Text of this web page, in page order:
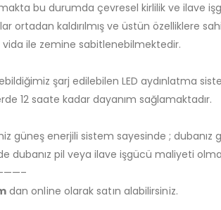
bu durumda çevresel kirlilik ve ilave
ortadan kaldırılmış ve üstün özelliklere
ile zemine sabitlenebilmektedir.
şarj edilebilen LED aydınlatma
12 saate kadar dayanım sağlamaktadır.
güneş enerjili sistem sayesinde ;
dubanız pil veya ilave işgücü maliyeti
dan online olarak satın alabilirsiniz.